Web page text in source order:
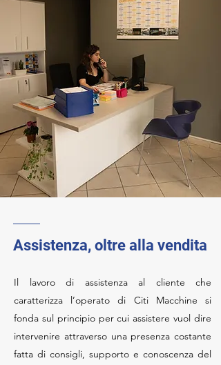
Assistenza, oltre alla vendita
Il lavoro di assistenza al cliente che
caratterizza l’operato di Citi Macchine si
fonda sul principio per cui assistere vuol dire
intervenire attraverso una presenza costante
fatta di consigli, supporto e conoscenza del